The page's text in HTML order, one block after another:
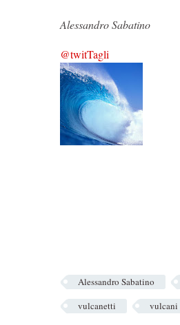
Alessandro Sabatino
@twitTagli
Alessandro Sabatino
vulcanetti
vulcani